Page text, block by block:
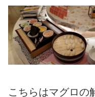
こちらはマグロの